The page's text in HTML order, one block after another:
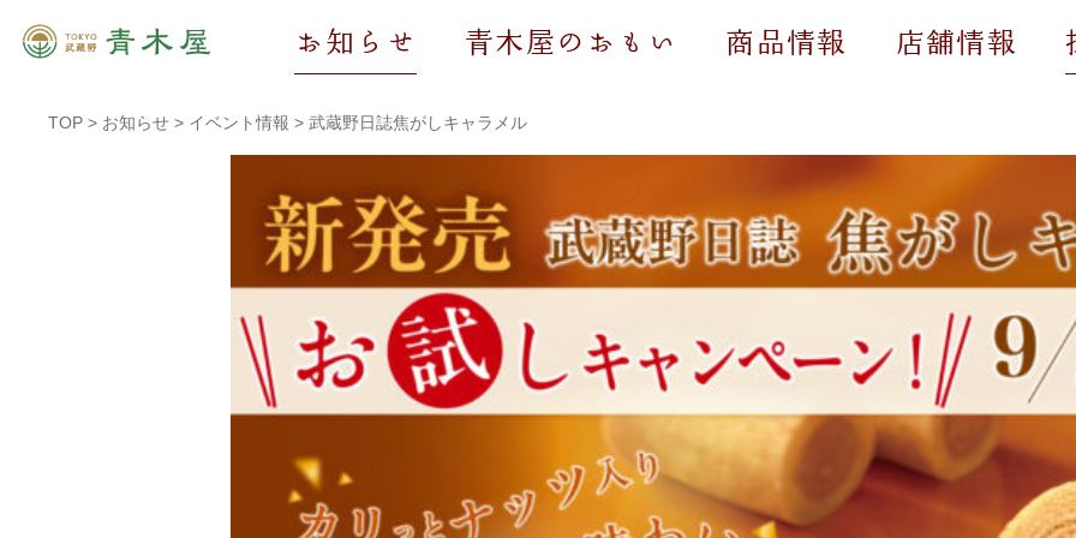
お知らせ 青木屋のおもい 商品情報 店舗情報
TOP > お知らせ > イベント情報 > 武蔵野日誌焦がしキャラメル